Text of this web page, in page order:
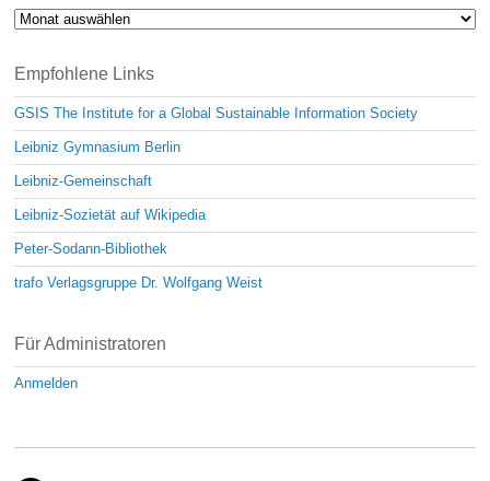
Archiv
Empfohlene Links
GSIS The Institute for a Global Sustainable Information Society
Leibniz Gymnasium Berlin
Leibniz-Gemeinschaft
Leibniz-Sozietät auf Wikipedia
Peter-Sodann-Bibliothek
trafo Verlagsgruppe Dr. Wolfgang Weist
Für Administratoren
Anmelden